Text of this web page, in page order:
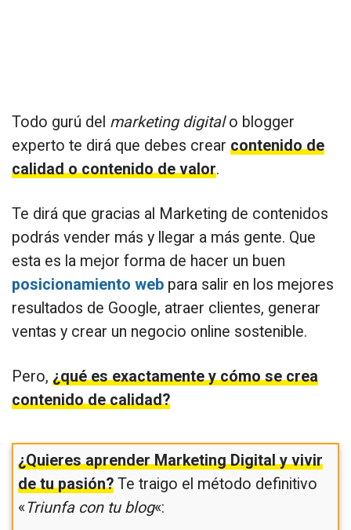
Todo gurú del marketing digitalo blogger
experto te dirá que debes crear contenido de
calidad o contenido de valor.
Te dirá que gracias al Marketing de contenidos
podrás vender más y llegar a más gente. Que
esta es la mejor forma de hacer un buen
posicionamiento web para salir en los mejores
resultados de Google, atraer clientes, generar
ventas y crear un negocio online sostenible.
Pero, ¿qué es exactamente y cómo se crea
contenido de calidad?
¿Quieres aprender Marketing Digital y vivir
de tu pasión?Te traigo el método definitivo
«Triunfa con tu blog«: